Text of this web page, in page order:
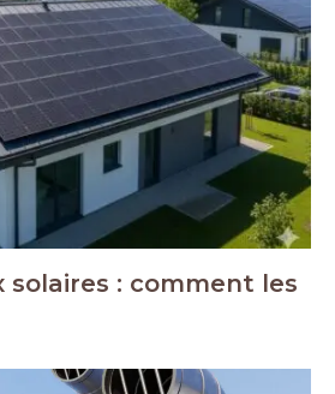
solaires : comment les